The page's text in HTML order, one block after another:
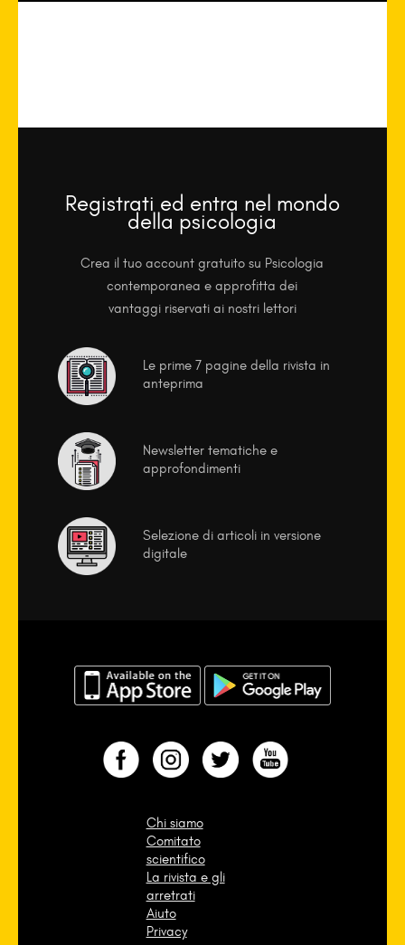
Registrati ed entra nel mondo
della psicologia
Crea il tuo account gratuito su Psicologia
contemporanea e approfitta dei
vantaggi riservati ai nostri lettori
Le prime 7 pagine della rivista in
anteprima
Newsletter tematiche e
approfondimenti
Selezione di articoli in versione
digitale
Chi siamo
Comitato
scientifico
La rivista e gli
arretrati
Aiuto
Privacy